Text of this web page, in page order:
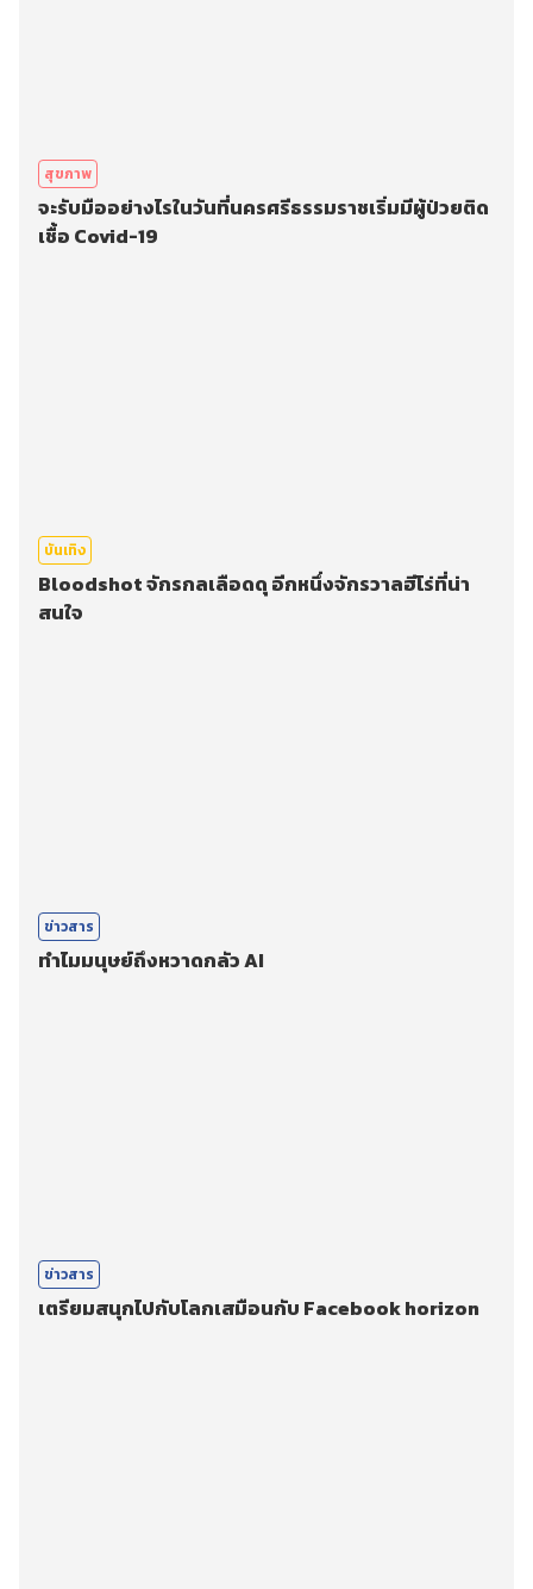
สุขภาพ
จะรับมืออย่างไรในวันที่นครศรีธรรมราชเริ่มมีผู้ป่วยติด
เชื้อ Covid-19
บันเทิง
Bloodshot จักรกลเลือดดุ อีกหนึ่งจักรวาลฮีโร่ที่น่า
สนใจ
ข่าวสาร
ทำไมมนุษย์ถึงหวาดกลัว AI
ข่าวสาร
เตรียมสนุกไปกับโลกเสมือนกับ Facebook horizon